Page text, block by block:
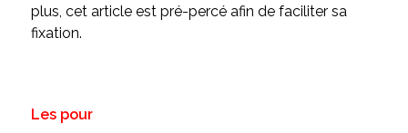
plus, cet article est pré-percé afin de faciliter sa
fixation.
Les pour